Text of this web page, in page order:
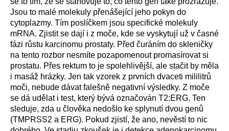
Jsou to malé molekuly přenášející jeho pokyn do
cytoplazmy. Tím poslíčkem jsou specifické molekuly
mRNA. Zjistit se dají i z moče, kde se vyskytují už v časné
fázi růstu karcinomu prostaty. Před čuráním do skleničky
na tento rozbor nesmíte pozapomenout promasírovat si
prostatu. Přes rektum to je spolehlivější, ale stačit by měla
i masáž hrázky. Jen tak vzorek z prvních dvaceti mililitrů
moči, nebude dávat falešně negativní výsledky. Z moče
se dá udělat i test, který bývá označován T2:ERG. Ten
sleduje, zda u člověka nedošlo ke splynutí dvou genů
(TMPRSS2 a ERG). Pokud zjistí, že ano, nevěstí to nic